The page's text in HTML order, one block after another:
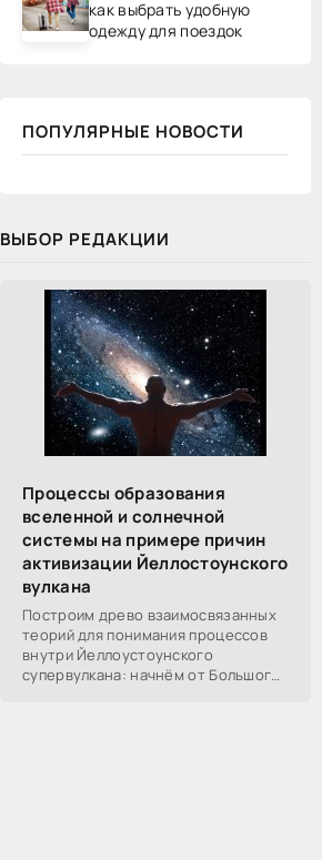
как выбрать удобную
одежду для поездок
ПОПУЛЯРНЫЕ НОВОСТИ
ВЫБОР РЕДАКЦИИ
Процессы образования
вселенной и солнечной
системы на примере причин
активизации Йеллостоунского
вулкана
Построим древо взаимосвязанных
теорий для понимания процессов
внутри Йеллоустоунского
супервулкана: начнём от Большого